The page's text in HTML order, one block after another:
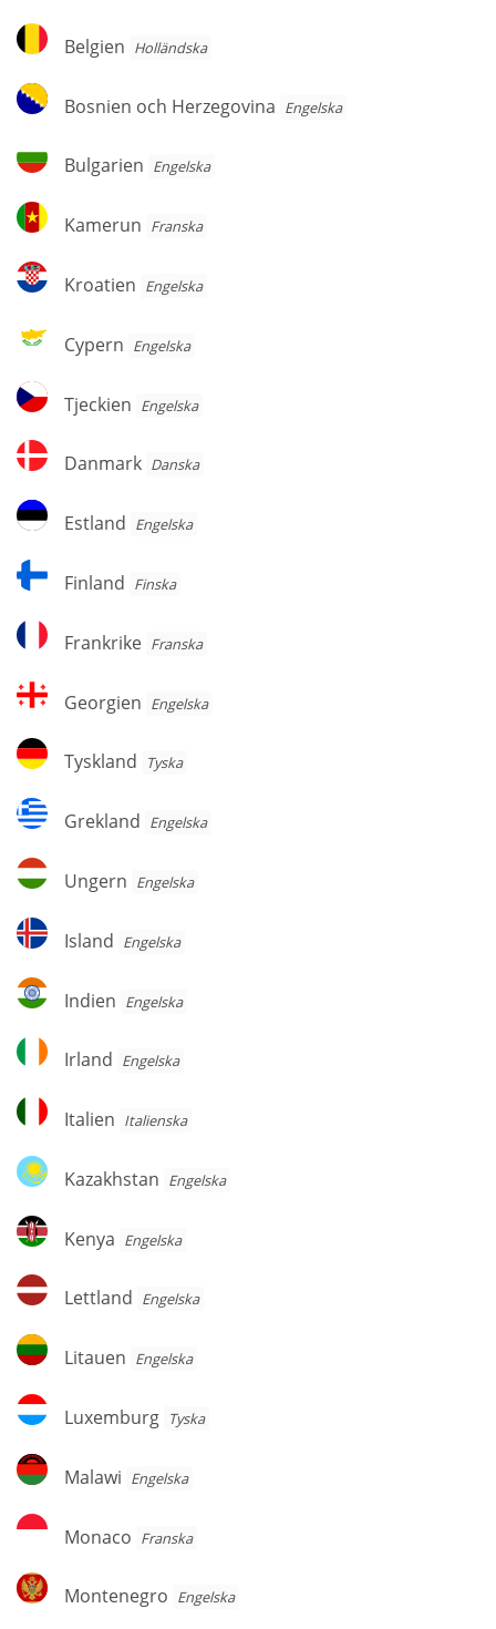
Belgien
Belgien Holländska
Bosnien
och
Bosnien och Herzegovina Engelska
Bulgarien
Bulgarien Engelska
Kamerun
Kamerun Franska
Kroatien
Kroatien Engelska
Cypern
Cypern Engelska
Tjeckien
Tjeckien Engelska
Danmark
Danmark Danska
Estland
Estland Engelska
Finland
Finland Finska
Frankrike
Frankrike Franska
Georgien
Georgien Engelska
Tyskland
Tyskland Tyska
Grekland
Grekland Engelska
Ungern
Ungern Engelska
Island
Island Engelska
Indien
Indien Engelska
Irland
Irland Engelska
Italien
Italien Italienska
Kazakhstan
Kazakhstan Engelska
Kenya
Kenya Engelska
Lettland
Lettland Engelska
Litauen
Litauen Engelska
Luxemburg
Luxemburg Tyska
Malawi
Malawi Engelska
Monaco
Monaco Franska
Montenegro
Montenegro Engelska